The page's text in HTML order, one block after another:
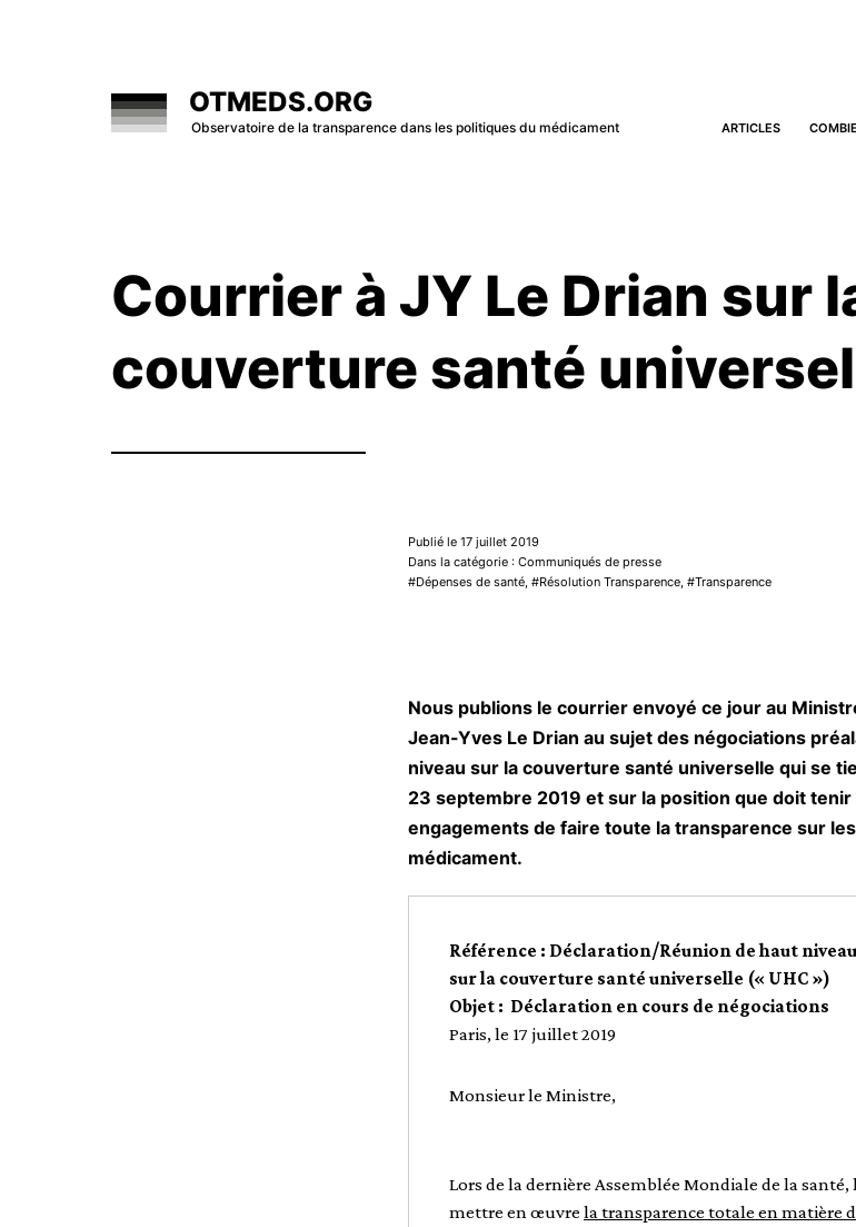
OTMEDS.ORG
Observatoire de la transparence dans les politiques du médicament ARTICLES
Courrier à JY Le Drian sur
couverture santé
Publié le 17 juillet 2019
Dans la catégorie : Communiqués de presse
Dépenses de santé
Résolution Transparence Transparence
Nous publions le courrier envoyé ce jour au
Jean-Yves Le Drian au sujet des négociations
niveau sur la couverture santé universelle qui se
23 septembre 2019 et sur la position que doit tenir
engagements de faire toute la transparence sur
médicament.
Référence : Déclaration/Réunion de haut
sur la couverture santé universelle (« UHC »)
Objet : Déclaration en cours de négociations
Paris, le 17 juillet 2019
Monsieur le Ministre,
Lors de la dernière Assemblée Mondiale de la santé,
mettre en œuvre la transparence totale en matière